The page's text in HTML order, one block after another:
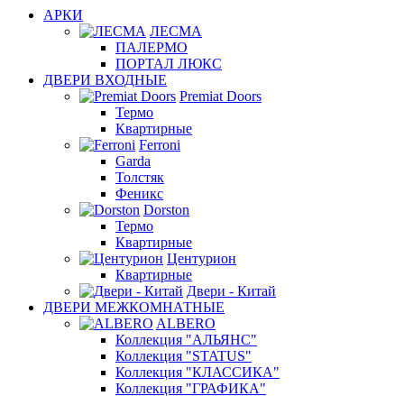
АРКИ
ЛЕСМА
ПАЛЕРМО
ПОРТАЛ ЛЮКС
ДВЕРИ ВХОДНЫЕ
Premiat Doors
Термо
Квартирные
Ferroni
Garda
Толстяк
Феникс
Dorston
Термо
Квартирные
Центурион
Квартирные
Двери - Китай
ДВЕРИ МЕЖКОМНАТНЫЕ
ALBERO
Коллекция "АЛЬЯНС"
Коллекция "STATUS"
Коллекция "КЛАССИКА"
Коллекция "ГРАФИКА"